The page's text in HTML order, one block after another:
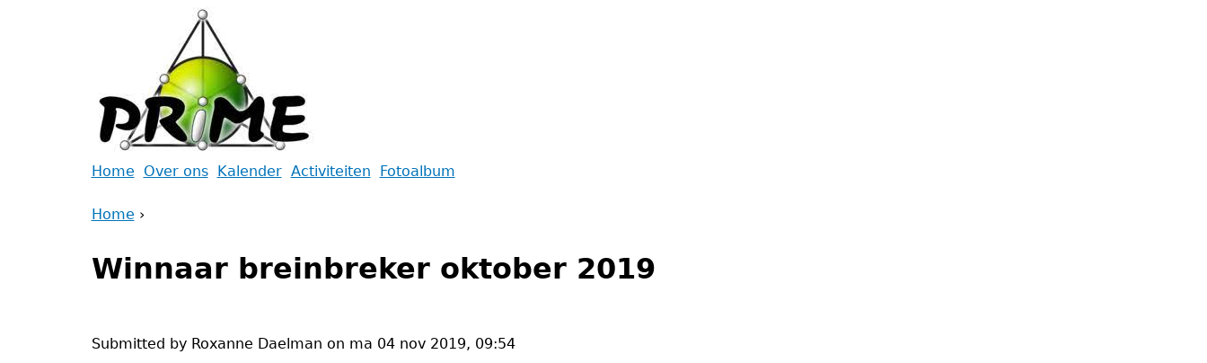
are
Home ›
to
top
Winnaar breinbreker oktober 2019
Submitted by Roxanne Daelman on ma 04 nov 2019, 09:54
Back
top
Home Over ons Kalender Activiteiten Fotoalbum